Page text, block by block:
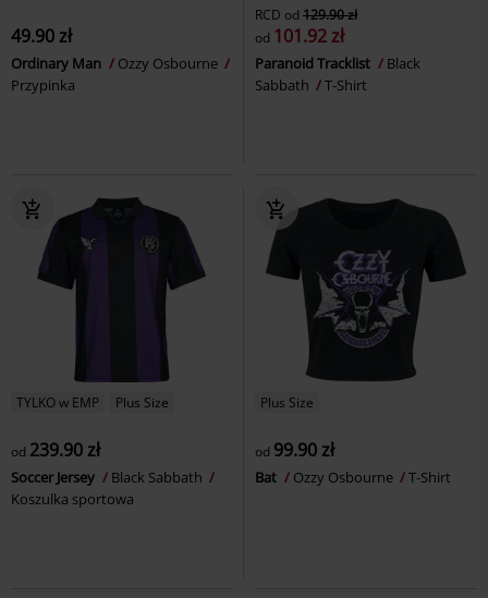
49.90 zł
Ordinary Man
Ozzy Osbourne
Przypinka
RCD od 129.90 zł
od 101.92 zł
Paranoid Tracklist
Black
Sabbath
T-Shirt
TYLKO w EMP Plus Size
od 239.90 zł
Soccer Jersey
Black Sabbath
Koszulka sportowa
Plus Size
od 99.90 zł
Bat Ozzy Osbourne T-Shirt